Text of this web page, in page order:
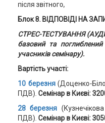
після звітного,
Блок 8. ВІДПОВІДІ НА
СТРЕС-ТЕСТУВАННЯ
базовий та
учасників семінару).
Вартість участі:
10 березня(Доценко-
ПДВ). Семінар в Києві:
28 березня
ПДВ). Семінар в Києві: